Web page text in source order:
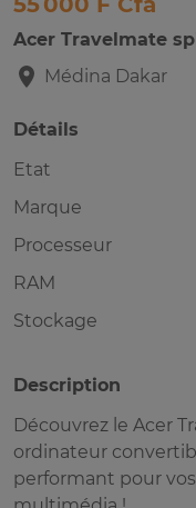
Acer Travelmate
Médina Dakar
Détails
Etat
Marque
Processeur
RAM
Stockage
Description
Découvrez le Acer
ordinateur
performant pour